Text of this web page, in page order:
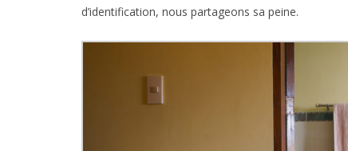
d’identification, nous partageons sa peine.